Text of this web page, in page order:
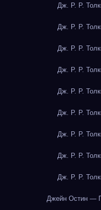
Дж. Р. Р.
Дж. Р. Р.
Дж. Р. Р.
Дж. Р. Р.
Дж. Р. Р.
Дж. Р. Р.
Дж. Р. Р.
Дж. Р. Р.
Дж. Р. Р.
Джейн Остин —